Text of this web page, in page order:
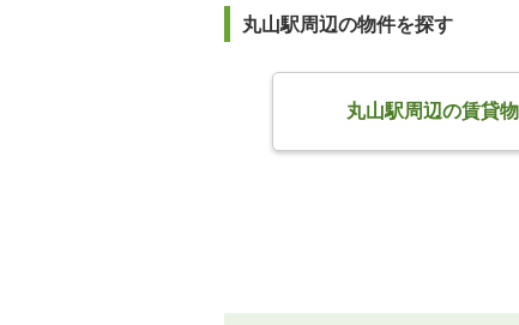
丸山駅周辺の物件を探す
丸山駅周辺の賃貸